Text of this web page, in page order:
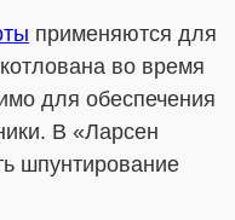
применяются для
во время
для обеспечения
В «Ларсен
шпунтирование